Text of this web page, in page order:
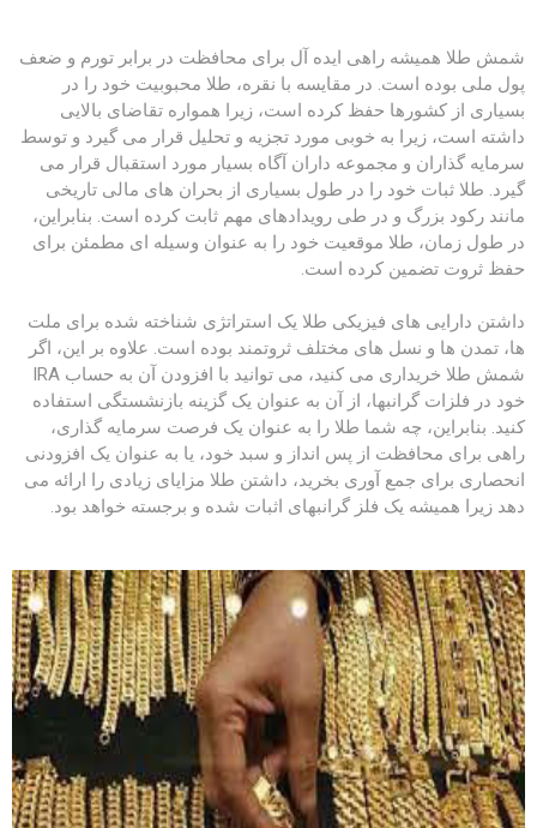
شمش طلا همیشه راهی ایده آل برای محافظت در برابر تورم و ضعف
پول ملی بوده است. در مقایسه با نقره، طلا محبوبیت خود را در
بسیاری از کشورها حفظ کرده است، زیرا همواره تقاضای بالایی
داشته است، زیرا به خوبی مورد تجزیه و تحلیل قرار می گیرد و توسط
سرمایه گذاران و مجموعه داران آگاه بسیار مورد استقبال قرار می
گیرد. طلا ثبات خود را در طول بسیاری از بحران های مالی تاریخی
مانند رکود بزرگ و در طی رویدادهای مهم ثابت کرده است. بنابراین،
در طول زمان، طلا موقعیت خود را به عنوان وسیله ای مطمئن برای
حفظ ثروت تضمین کرده است.
داشتن دارایی های فیزیکی طلا یک استراتژی شناخته شده برای ملت
ها، تمدن ها و نسل های مختلف ثروتمند بوده است. علاوه بر این، اگر
شمش طلا خریداری می کنید، می توانید با افزودن آن به حساب IRA
خود در فلزات گرانبها، از آن به عنوان یک گزینه بازنشستگی استفاده
کنید. بنابراین، چه شما طلا را به عنوان یک فرصت سرمایه گذاری،
راهی برای محافظت از پس انداز و سبد خود، یا به عنوان یک افزودنی
انحصاری برای جمع آوری بخرید، داشتن طلا مزایای زیادی را ارائه می
دهد زیرا همیشه یک فلز گرانبهای اثبات شده و برجسته خواهد بود.